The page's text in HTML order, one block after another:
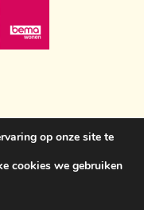
06 19859399
op onze site te
cookies we gebruiken